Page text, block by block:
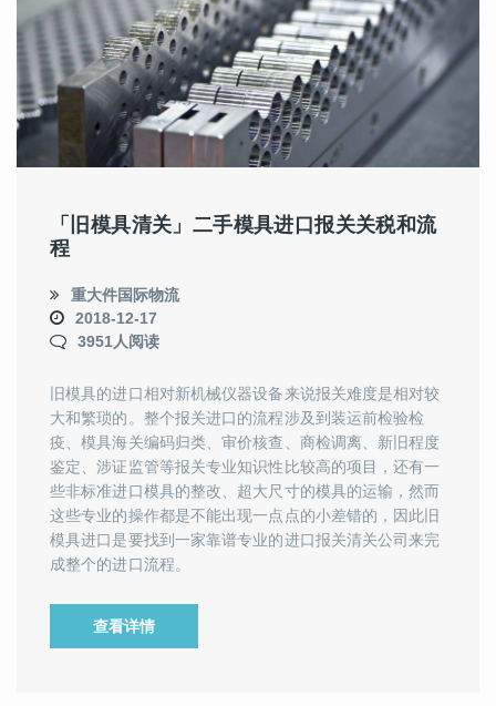
「旧模具清关」二手模具进口报关关税和流
程
重大件国际物流
2018-12-17
3951人阅读
旧模具的进口相对新机械仪器设备来说报关难度是相对较
大和繁琐的。整个报关进口的流程涉及到装运前检验检
疫、模具海关编码归类、审价核查、商检调离、新旧程度
鉴定、涉证监管等报关专业知识性比较高的项目，还有一
些非标准进口模具的整改、超大尺寸的模具的运输，然而
这些专业的操作都是不能出现一点点的小差错的，因此旧
模具进口是要找到一家靠谱专业的进口报关清关公司来完
成整个的进口流程。
查看详情